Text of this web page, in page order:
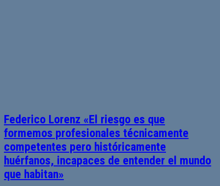
Federico Lorenz «El riesgo es que
formemos profesionales técnicamente
competentes pero históricamente
huérfanos, incapaces de entender el mundo
que habitan»